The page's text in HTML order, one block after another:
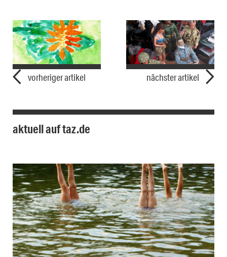
vorheriger artikel nächster artikel
aktuell auf taz.de